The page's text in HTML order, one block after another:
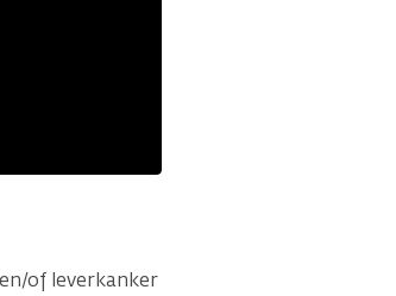
of leverkanker